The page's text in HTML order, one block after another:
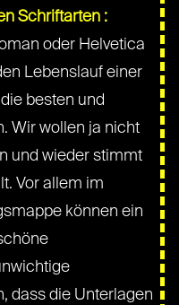
Schriftarten :
oder Helvetica
Lebenslauf einer
besten und
Wir wollen ja nicht
und wieder stimmt
Vor allem im
können ein
dass die Unterlagen